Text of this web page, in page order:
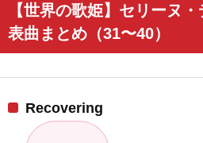
【世界の歌姫】セリーヌ
表曲まとめ（31〜40）
Recovering